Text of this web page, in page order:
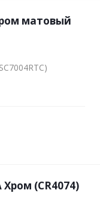
матовый
(CR4074)